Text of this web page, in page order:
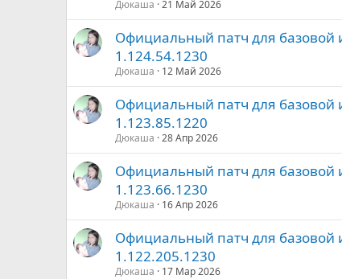
Дюкаша 21 Май 2026
Официальный патч для базовой
1.124.54.1230
Дюкаша 12 Май 2026
Официальный патч для базовой
1.123.85.1220
Дюкаша 28 Апр 2026
Официальный патч для базовой
1.123.66.1230
Дюкаша 16 Апр 2026
Официальный патч для базовой
1.122.205.1230
Дюкаша 17 Мар 2026